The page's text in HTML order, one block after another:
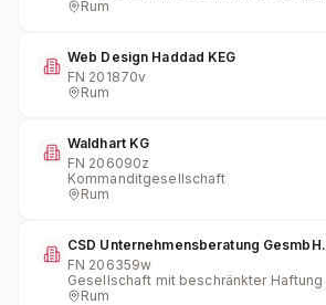
Rum
Web Design Haddad KEG
FN 201870v
Rum
Waldhart KG
FN 206090z
Kommanditgesellschaft
Rum
CSD Unternehmensberatung GesmbH.
FN 206359w
Gesellschaft mit beschränkter Haftung
Rum